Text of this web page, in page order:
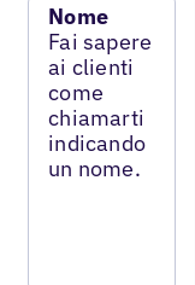
Nome
Fai sapere
ai clienti
come
chiamarti
indicando
un nome.